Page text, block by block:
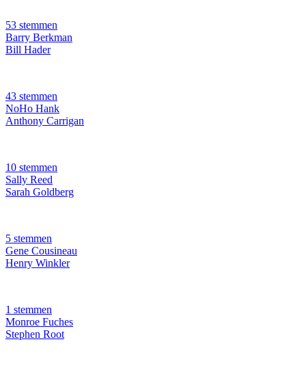
53 stemmen
Barry Berkman
Bill Hader
43 stemmen
NoHo Hank
Anthony Carrigan
10 stemmen
Sally Reed
Sarah Goldberg
5 stemmen
Gene Cousineau
Henry Winkler
1 stemmen
Monroe Fuches
Stephen Root